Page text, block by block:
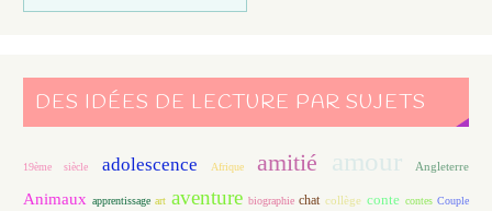
DES IDÉES DE LECTURE PAR SUJETS
19ème siècle adolescence Afrique amitié amour Angleterre
Animaux apprentissage art aventure biographie chat collège conte contes Couple